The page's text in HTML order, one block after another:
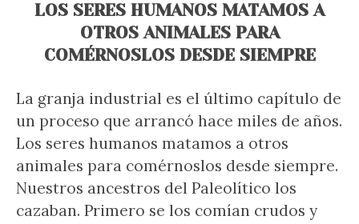
LOS SERES HUMANOS MATAMOS A
OTROS ANIMALES PARA
COMÉRNOSLOS DESDE SIEMPRE
La granja industrial es el último capítulo de
un proceso que arrancó hace miles de años.
Los seres humanos matamos a otros
animales para comérnoslos desde siempre.
Nuestros ancestros del Paleolítico los
cazaban. Primero se los comían crudos y